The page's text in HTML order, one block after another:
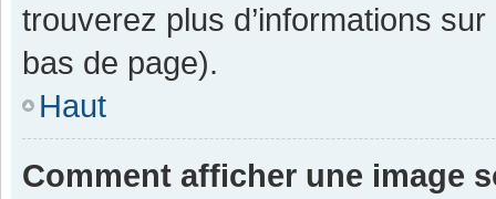
trouverez plus d’informations
bas de page).
Haut
Comment afficher une image